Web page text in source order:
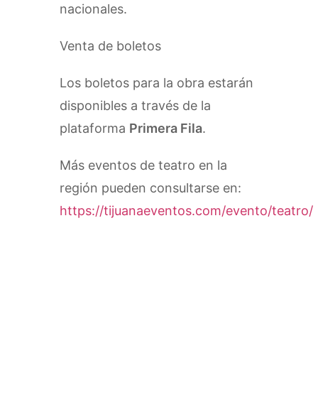
nacionales.
Venta de boletos
Los boletos para la obra estarán
disponibles a través de la
plataforma Primera Fila.
Más eventos de teatro en la
región pueden consultarse en:
https://tijuanaeventos.com/evento/teatro/